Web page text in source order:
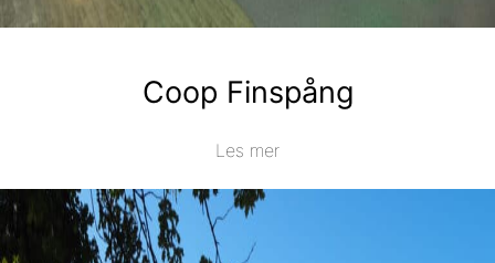
Coop Finspång
Les mer